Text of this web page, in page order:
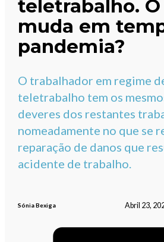
teletrabalho.
muda em
pandemia?
O trabalhador em regime
teletrabalho tem os
deveres dos restantes
nomeadamente no que se
reparação de danos que
acidente de trabalho.
Sónia Bexiga Abril 23,